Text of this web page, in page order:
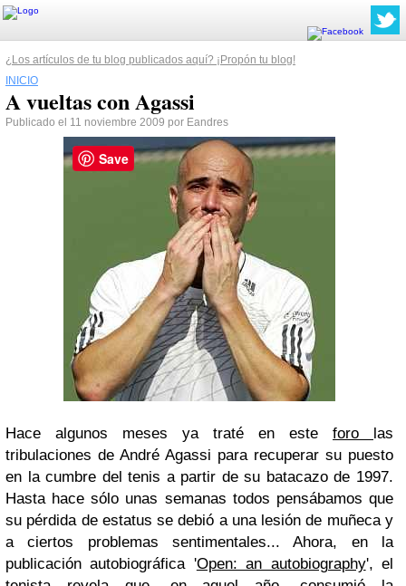
¿Los artículos de tu blog publicados aquí? ¡Propón tu blog!
INICIO
A vueltas con Agassi
Publicado el 11 noviembre 2009 por Eandres
Hace algunos meses ya traté en este foro las
tribulaciones de André Agassi para recuperar su puesto
en la cumbre del tenis a partir de su batacazo de 1997.
Hasta hace sólo unas semanas todos pensábamos que
su pérdida de estatus se debió a una lesión de muñeca y
a ciertos problemas sentimentales... Ahora, en la
publicación autobiográfica 'Open: an autobiography', el
Save